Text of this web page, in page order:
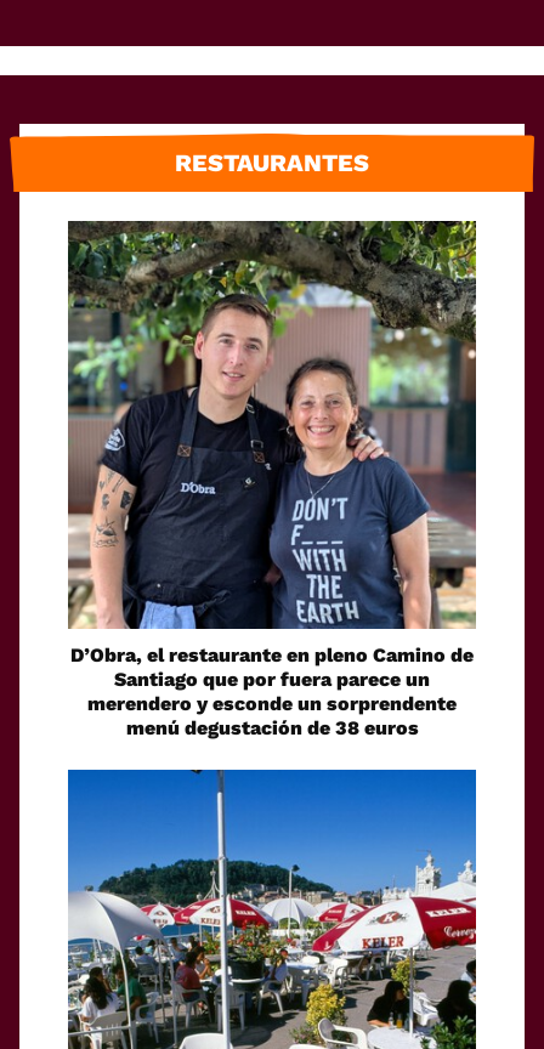
RESTAURANTES
D’Obra, el restaurante en pleno Camino de
Santiago que por fuera parece un
merendero y esconde un sorprendente
menú degustación de 38 euros